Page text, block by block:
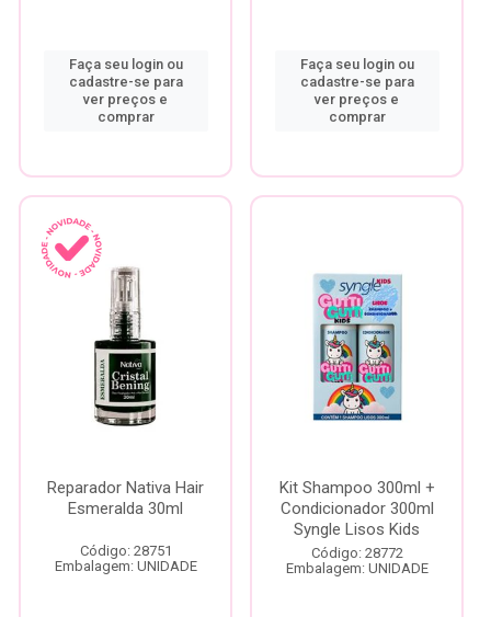
Faça seu login ou
cadastre-se para
ver preços e
comprar
Faça seu login ou
cadastre-se para
ver preços e
comprar
Reparador Nativa Hair
Esmeralda 30ml
Código: 28751
Embalagem: UNIDADE
Kit Shampoo 300ml +
Condicionador 300ml
Syngle Lisos Kids
Código: 28772
Embalagem: UNIDADE